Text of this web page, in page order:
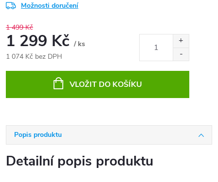
Možnosti doručení
1 499 Kč
1 299 Kč / ks
1 074 Kč bez DPH
VLOŽIT DO KOŠÍKU
Popis produktu
Detailní popis produktu